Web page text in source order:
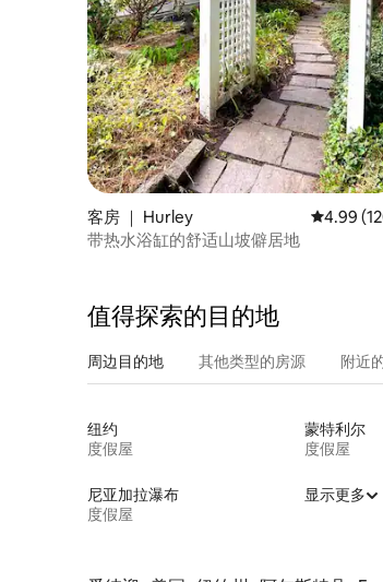
客房 ｜ Hurley 平均评分
4.99
带热水浴缸的舒适山坡僻居地
值得探索的目的地
周边目的地 其他类型的房源 附近
纽约
度假屋
蒙特利尔
度假屋
尼亚加拉瀑布
度假屋
显示更多